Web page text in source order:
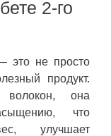
2-го
это не просто
продукт.
она
что
улучшает